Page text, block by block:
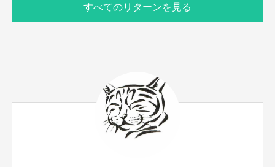
ご支援のお礼のメッセージカードをお送りします。
・橋本エリコ獣医師作画のイラストと碓井朝美からのお礼
すべてのリターンを見る